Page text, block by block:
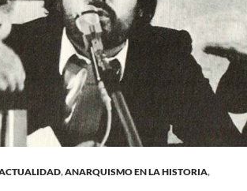
,ANARQUISMO EN LA HISTORIA,